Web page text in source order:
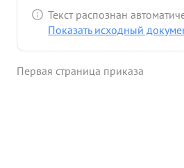
спланировал проведенную
органи зовал взаи модействия
средства управления чем и
Текст распознан
Показать исходный
Первая страница приказа